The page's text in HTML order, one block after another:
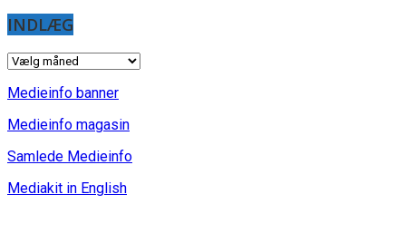
INDLÆG
INDLÆG
Medieinfo banner
Medieinfo magasin
Samlede Medieinfo
Mediakit in English